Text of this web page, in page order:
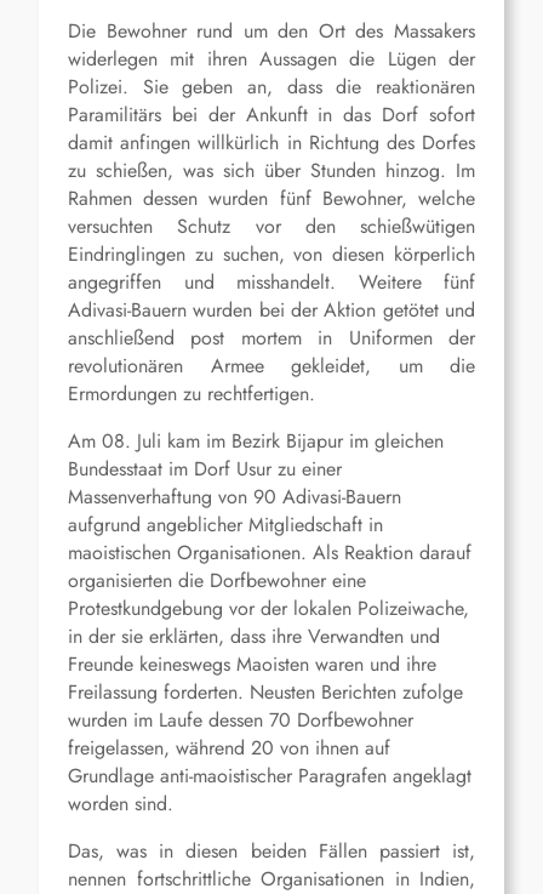
Die Bewohner rund um den Ort des Massakers
widerlegen mit ihren Aussagen die Lügen der
Polizei. Sie geben an, dass die reaktionären
Paramilitärs bei der Ankunft in das Dorf sofort
damit anfingen willkürlich in Richtung des Dorfes
zu schießen, was sich über Stunden hinzog. Im
Rahmen dessen wurden fünf Bewohner, welche
versuchten Schutz vor den schießwütigen
Eindringlingen zu suchen, von diesen körperlich
angegriffen und misshandelt. Weitere fünf
Adivasi-Bauern wurden bei der Aktion getötet und
anschließend post mortem in Uniformen der
revolutionären Armee gekleidet, um die
Ermordungen zu rechtfertigen.
Am 08. Juli kam im Bezirk Bijapur im gleichen
Bundesstaat im Dorf Usur zu einer
Massenverhaftung von 90 Adivasi-Bauern
aufgrund angeblicher Mitgliedschaft in
maoistischen Organisationen. Als Reaktion darauf
organisierten die Dorfbewohner eine
Protestkundgebung vor der lokalen Polizeiwache,
in der sie erklärten, dass ihre Verwandten und
Freunde keineswegs Maoisten waren und ihre
Freilassung forderten. Neusten Berichten zufolge
wurden im Laufe dessen 70 Dorfbewohner
freigelassen, während 20 von ihnen auf
Grundlage anti-maoistischer Paragrafen angeklagt
worden sind.
Das, was in diesen beiden Fällen passiert ist,
nennen fortschrittliche Organisationen in Indien,